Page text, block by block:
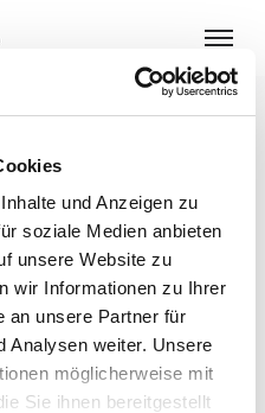
und Anzeigen zu
soziale Medien anbieten
unsere Website zu
wir Informationen zu Ihrer
an unsere Partner für
Analysen weiter. Unsere
möglicherweise mit
Sie ihnen bereitgestellt
oder
rechtzeitig mit den